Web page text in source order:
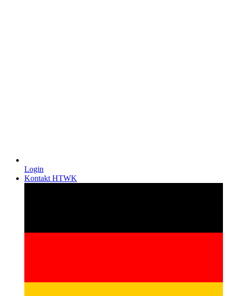
Login
Kontakt HTWK